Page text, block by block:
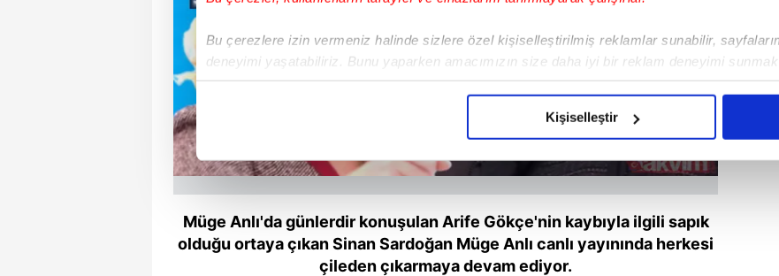
Bu çerezlere izin vermeniz halinde sizlere özel kişiselleştirilmiş reklamlar sunabilir,
deneyimi yaşatabiliriz. Bunu yaparken amacımızın size daha iyi bir reklam deneyimi
içerikleri sunabilmek adına elimizden gelen çabayı gösterdiğimizi ve bu noktada,
amacıyla kullanılmaktadır. Diğer çerezler, sitemizin daha işlevsel kılınması ve
reklam/pazarlama faaliyetlerinin yapılması, amaçlarıyla sınırlı olarak açık rızanız dahilinde
Kişiselleştir
Müge Anlı'da günlerdir konuşulan Arife Gökçe'nin kaybıyla ilgili sapık
olduğu ortaya çıkan Sinan Sardoğan Müge Anlı canlı yayınında herkesi
çileden çıkarmaya devam ediyor.